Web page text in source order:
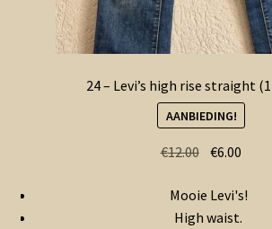
24 – Levi’s high rise straight
AANBIEDING!
€12.00
was:
€12.00.
€6.00
is:
€6.00.
Mooie Levi's!
High waist.